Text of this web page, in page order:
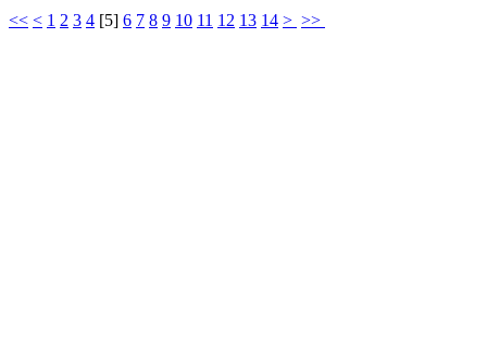
<< < 1 2 3 4 [5] 6 7 8 9 10 11 12 13 14 > >>